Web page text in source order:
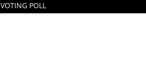
VOTING POLL